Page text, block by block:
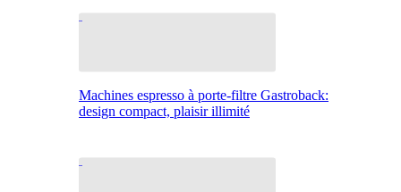
Machines espresso à porte-filtre Gastroback:
design compact, plaisir illimité